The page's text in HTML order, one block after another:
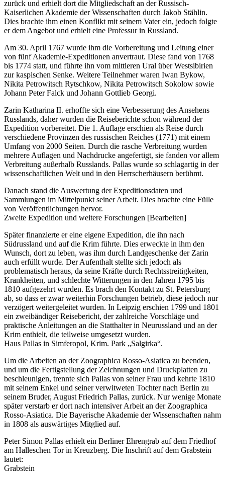
zurück und erhielt dort die Mitgliedschaft an der Russisch-
Kaiserlichen Akademie der Wissenschaften durch Jakob Stählin.
Dies brachte ihm einen Konflikt mit seinem Vater ein, jedoch folgte
er dem Angebot und erhielt eine Professur in Russland.
Am 30. April 1767 wurde ihm die Vorbereitung und Leitung einer
von fünf Akademie-Expeditionen anvertraut. Diese fand von 1768
bis 1774 statt, und führte ihn vom mittleren Ural über Westsibirien
zur kaspischen Senke. Weitere Teilnehmer waren Iwan Bykow,
Nikita Petrowitsch Rytschkow, Nikita Petrowitsch Sokolow sowie
Johann Peter Falck und Johann Gottlieb Georgi.
Zarin Katharina II. erhoffte sich eine Verbesserung des Ansehens
Russlands, daher wurden die Reiseberichte schon während der
Expedition vorbereitet. Die 1. Auflage erschien als Reise durch
verschiedene Provinzen des russischen Reiches (1771) mit einem
Umfang von 2000 Seiten. Durch die rasche Verbreitung wurden
mehrere Auflagen und Nachdrucke angefertigt, sie fanden vor allem
Verbreitung außerhalb Russlands. Pallas wurde so schlagartig in der
wissenschaftlichen Welt und in den Herrscherhäusern berühmt.
Danach stand die Auswertung der Expeditionsdaten und
Sammlungen im Mittelpunkt seiner Arbeit. Dies brachte eine Fülle
von Veröffentlichungen hervor.
Zweite Expedition und weitere Forschungen [Bearbeiten]
Später finanzierte er eine eigene Expedition, die ihn nach
Südrussland und auf die Krim führte. Dies erweckte in ihm den
Wunsch, dort zu leben, was ihm durch Landgeschenke der Zarin
auch erfüllt wurde. Der Aufenthalt stellte sich jedoch als
problematisch heraus, da seine Kräfte durch Rechtsstreitigkeiten,
Krankheiten, und schlechte Witterungen in den Jahren 1795 bis
1810 aufgezehrt wurden. Es brach den Kontakt zu St. Petersburg
ab, so dass er zwar weiterhin Forschungen betrieb, diese jedoch nur
verzögert weitergeleitet wurden. In Leipzig erschien 1799 und 1801
ein zweibändiger Reisebericht, der zahlreiche Vorschläge und
praktische Anleitungen an die Statthalter in Neurussland und an der
Krim enthielt, die teilweise umgesetzt wurden.
Haus Pallas in Simferopol, Krim. Park „Salgirka“.
Um die Arbeiten an der Zoographica Rosso-Asiatica zu beenden,
und um die Fertigstellung der Zeichnungen und Druckplatten zu
beschleunigen, trennte sich Pallas von seiner Frau und kehrte 1810
mit seinem Enkel und seiner verwitweten Tochter nach Berlin zu
seinem Bruder, August Friedrich Pallas, zurück. Nur wenige Monate
später verstarb er dort nach intensiver Arbeit an der Zoographica
Rosso-Asiatica. Die Bayerische Akademie der Wissenschaften nahm
in 1808 als auswärtiges Mitglied auf.
Peter Simon Pallas erhielt ein Berliner Ehrengrab auf dem Friedhof
am Halleschen Tor in Kreuzberg. Die Inschrift auf dem Grabstein
lautet:
Grabstein